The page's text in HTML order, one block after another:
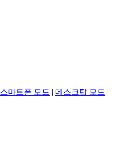
스마트폰 모드 | 데스크탑 모드